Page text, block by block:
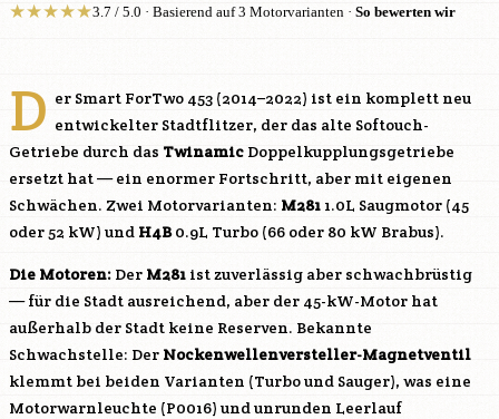
★★★★★3.7 / 5.0 · Basierend auf 3 Motorvarianten · So bewerten wir
D er Smart ForTwo 453 (2014–2022) ist ein komplett neu
entwickelter Stadtflitzer, der das alte Softouch-
Getriebe durch das Twinamic Doppelkupplungsgetriebe
ersetzt hat — ein enormer Fortschritt, aber mit eigenen
Schwächen. Zwei Motorvarianten: M281 1.0L Saugmotor (45
oder 52 kW) und H4B0.9L Turbo (66 oder 80 kW Brabus).
Die Motoren: Der M281 ist zuverlässig aber schwachbrüstig
— für die Stadt ausreichend, aber der 45-kW-Motor hat
außerhalb der Stadt keine Reserven. Bekannte
Schwachstelle: Der Nockenwellenversteller-Magnetventil
klemmt bei beiden Varianten (Turbo und Sauger), was eine
Motorwarnleuchte (P0016) und unrunden Leerlauf